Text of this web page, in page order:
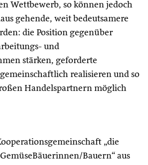
Wettbewerb, so können jedoch
gehende, weit bedeutsamere
die Position gegenüber
und
stärken, geforderte
realisieren und so
Handelspartnern möglich
„die
Bauern“ aus